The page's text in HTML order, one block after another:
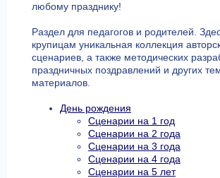
любому празднику!
Раздел для педагогов и родителей.
крупицам уникальная коллекция
сценариев, а также методических
праздничных поздравлений и других
материалов.
День рождения
Сценарии на 1 год
Сценарии на 2 года
Сценарии на 3 года
Сценарии на 4 года
Сценарии на 5 лет